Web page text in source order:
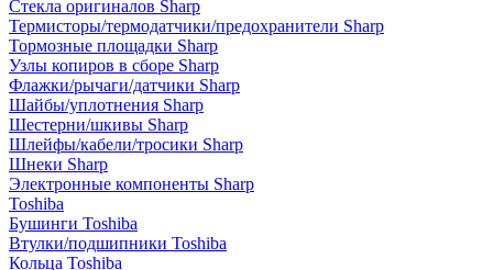
Стекла оригиналов Sharp
Термисторы/термодатчики/предохранители Sharp
Тормозные площадки Sharp
Узлы копиров в сборе Sharp
Флажки/рычаги/датчики Sharp
Шайбы/уплотнения Sharp
Шестерни/шкивы Sharp
Шлейфы/кабели/тросики Sharp
Шнеки Sharp
Электронные компоненты Sharp
Toshiba
Бушинги Toshiba
Втулки/подшипники Toshiba
Кольца Toshiba